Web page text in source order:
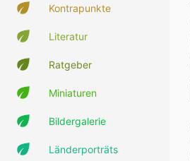
Kontrapunkte
Literatur
Ratgeber
Miniaturen
Bildergalerie
Länderporträts